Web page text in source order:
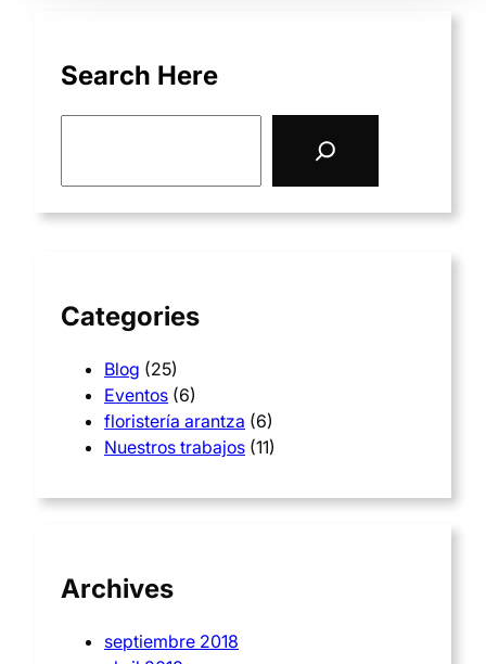
Search Here
Categories
Blog (25)
Eventos (6)
floristería arantza (6)
Nuestros trabajos (11)
Archives
septiembre 2018